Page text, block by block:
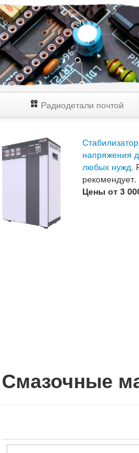
Радиодетали почтой
напряжения
любых нужд.
рекомендует.
Цены от 3
Смазочные